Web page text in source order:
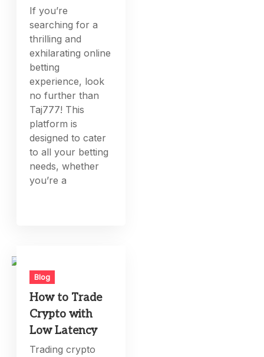
If you’re
searching for a
thrilling and
exhilarating online
betting
experience, look
no further than
Taj777! This
platform is
designed to cater
to all your betting
needs, whether
you’re a
Blog
How to Trade
Crypto with
Low Latency
Trading crypto